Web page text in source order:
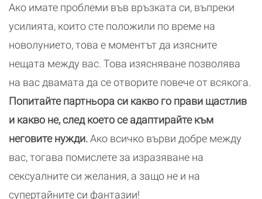
Ако имате проблеми във връзката си, въпреки
усилията, които сте положили по време на
новолунието, това е моментът да изясните
нещата между вас. Това изясняване позволява
на вас двамата да се отворите повече от всякога.
Попитайте партньора си какво го прави щастлив
и какво не, след което се адаптирайте към
неговите нужди.Ако всичко върви добре между
вас, тогава помислете за изразяване на
сексуалните си желания, а защо не и на
супертайните си фантазии!